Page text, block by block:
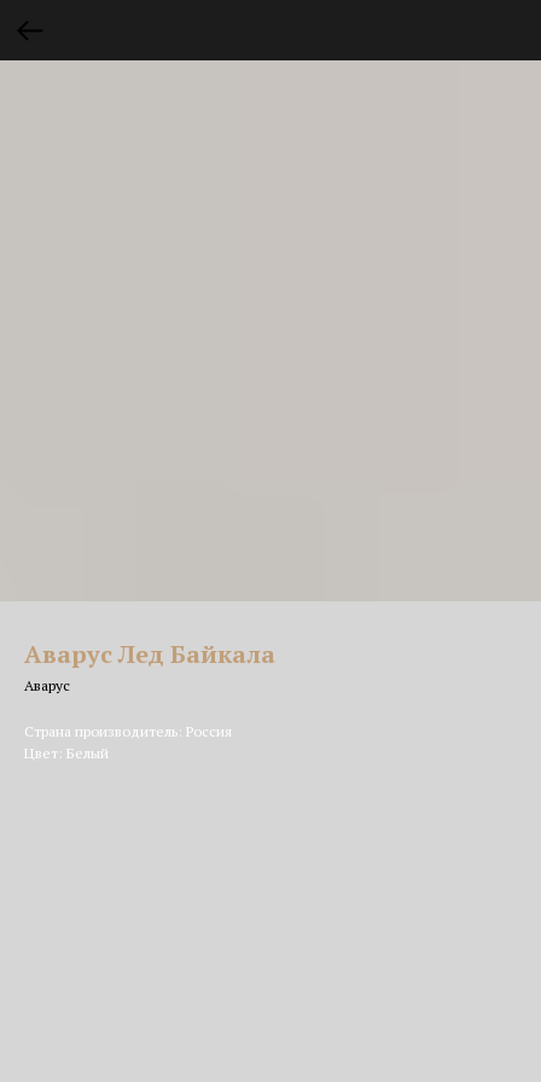
Аварус Лед Байкала
Аварус
Страна производитель: Россия
Цвет: Белый